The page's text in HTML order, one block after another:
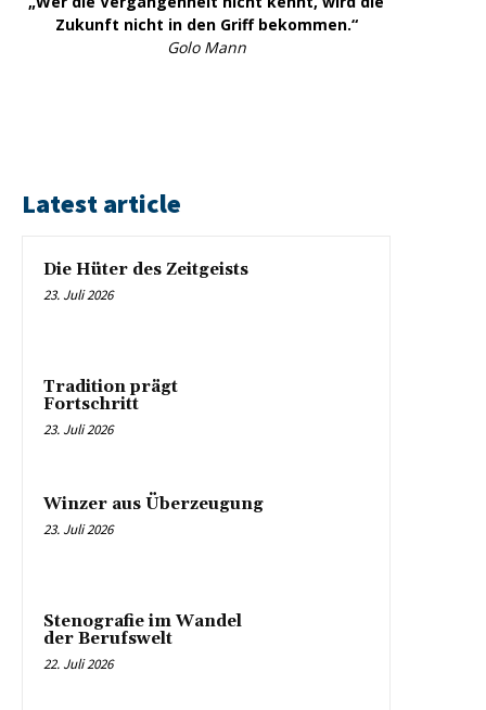
Zukunft nicht in den Griff bekommen.“
Golo Mann
Latest article
Die Hüter des Zeitgeists
23. Juli 2026
Tradition prägt
Fortschritt
23. Juli 2026
Winzer aus Überzeugung
23. Juli 2026
Stenografie im Wandel
der Berufswelt
22. Juli 2026